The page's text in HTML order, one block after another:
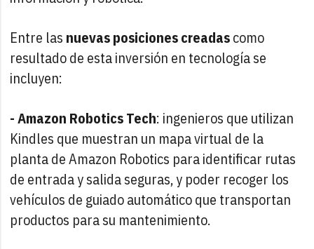
Entre las nuevas posiciones creadascomo
resultado de esta inversión en tecnología se
incluyen:
- Amazon Robotics Tech: ingenieros que utilizan
Kindles que muestran un mapa virtual de la
planta de Amazon Robotics para identificar rutas
de entrada y salida seguras, y poder recoger los
vehículos de guiado automático que transportan
productos para su mantenimiento.